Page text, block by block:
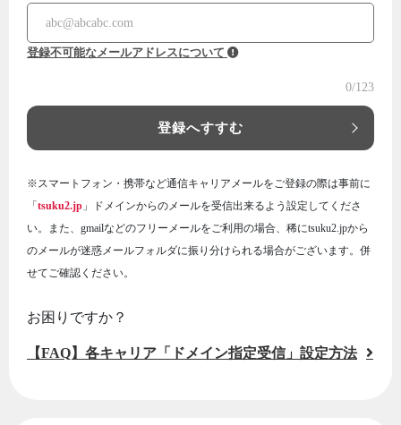
登録不可能なメールアドレスについて
0/123
登録へすすむ
※スマートフォン・携帯など通信キャリアメールをご登録の際は事前に
「 tsuku2.jp 」ドメインからのメールを受信出来るよう設定してくださ
い。また、gmailなどのフリーメールをご利用の場合、稀にtsuku2.jpから
のメールが迷惑メールフォルダに振り分けられる場合がございます。併
せてご確認ください。
お困りですか？
【FAQ】各キャリア「ドメイン指定受信」設定方法